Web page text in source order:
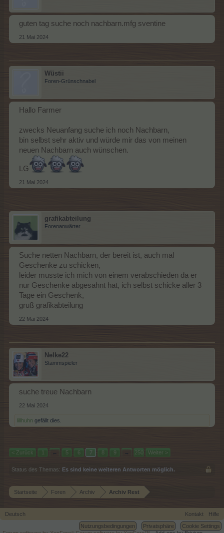
guten tag suche noch nachbarn.mfg sventine
21 Mai 2024
Wüstii
Foren-Grünschnabel
Hallo Farmer
zwecks Neuanfang suche ich noch Nachbarn,
bin selbst sehr aktiv und würde mir das von meinen
neuen Nachbarn auch wünschen.
LG
21 Mai 2024
grafikabteilung
Forenanwärter
Suche netten Nachbarn, der bereit ist, auch mal
Geschenke zu schicken,
leider musste ich mich von einem verabschieden da er
nur Geschenke abgesahnt hat, ich selbst schicke aller 3
Tage ein Geschenk,
gruß grafikabteilung
22 Mai 2024
Nelke22
Stammspieler
suche treue Nachbarn
22 Mai 2024
lillhuhn gefällt dies.
< Zurück 1 ← 5 6 7 8 9 → 250 Weiter >
Status des Themas: Es sind keine weiteren Antworten möglich.
Startseite Foren Archiv Archiv Rest
Deutsch Kontakt
Hilfe
Nutzungsbedingungen
Privatsphäre
Cookie Settings